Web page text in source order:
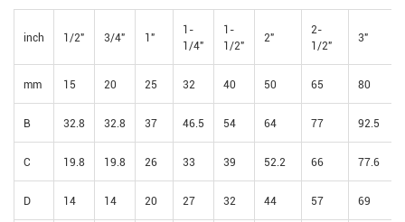
inch 1/2" 3/4" 1"
1-
1/4"
1-
1/2"
2"
2-
1/2"
3"
mm 15 20 25 32 40 50 65 80
B 32.8 32.8 37 46.5 54 64 77 92.5
C 19.8 19.8 26 33 39 52.2 66 77.6
D 14 14 20 27 32 44 57 69